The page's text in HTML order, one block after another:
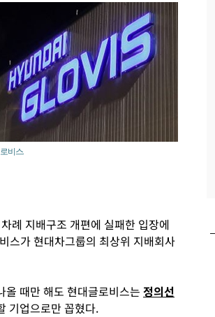
비스.
례 지배구조 개편에 실패한 입장에
스가 현대차그룹의 최상위 지배회사
때만 해도 현대글로비스는 정의선
기업으로만 꼽혔다.